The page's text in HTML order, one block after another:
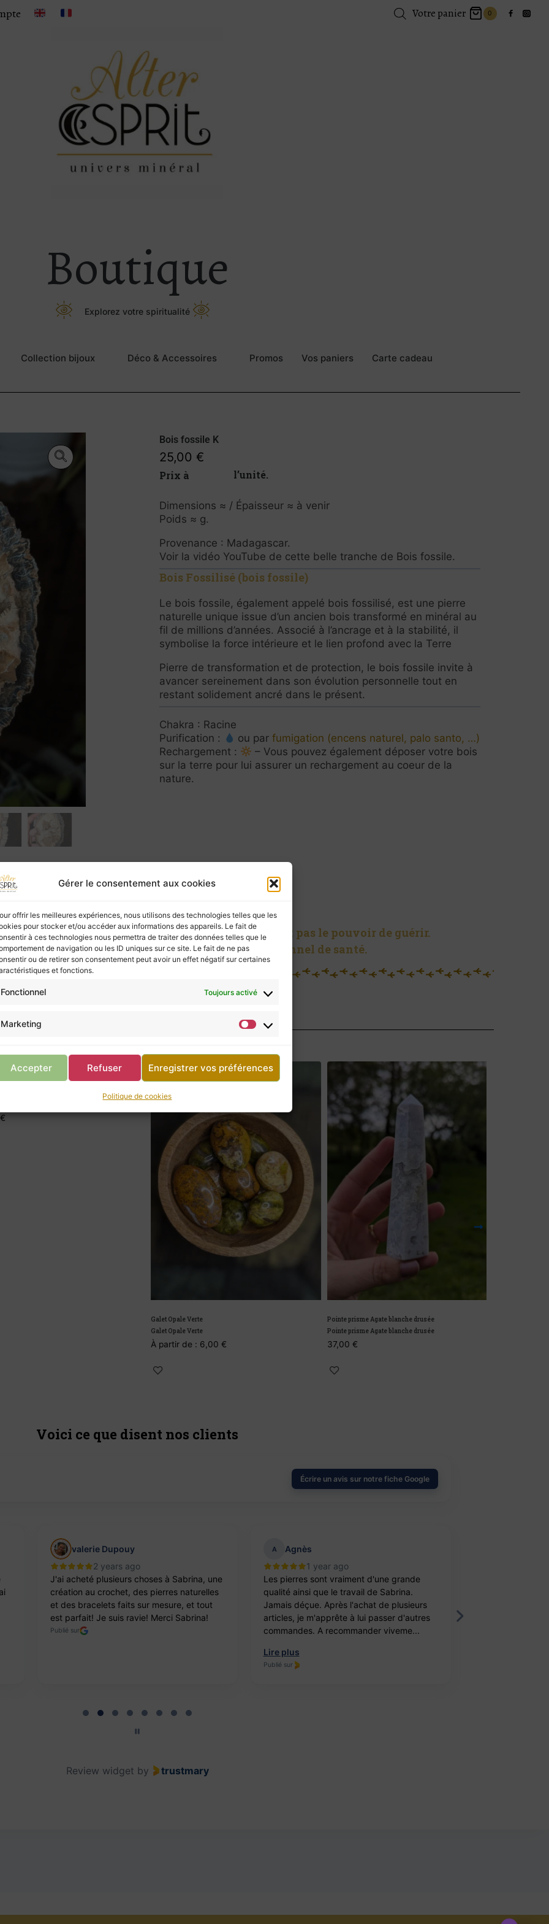
Gérer le consentement aux cookies
offrir les meilleures expériences, nous utilisons des technologies telles que les
pour stocker et/ou accéder aux informations des appareils. Le fait de
à ces technologies nous permettra de traiter des données telles que le
de navigation ou les ID uniques sur ce site. Le fait de ne pas
ou de retirer son consentement peut avoir un effet négatif sur certaines
et fonctions.
Fonctionnel Toujours activé
Marketing
Accepter Refuser Enregistrer vos préférences
Politique de cookies
Votre panier 0
Boutique
Explorez votre spiritualité
Collection bijoux Déco & Accessoires Promos Vos paniers Carte cadeau
Bois fossile K
25,00 €
Prix à l’unité.
Dimensions ≈ / Épaisseur ≈ à venir
Poids ≈ g.
Provenance : Madagascar.
Voir la vidéo YouTube de cette belle tranche de Bois fossile.
Bois Fossilisé (bois fossile)
Le bois fossile, également appelé bois fossilisé, est une pierre
naturelle unique issue d’un ancien bois transformé en minéral au
fil de millions d’années. Associé à l’ancrage et à la stabilité, il
symbolise la force intérieure et le lien profond avec la Terre
Pierre de transformation et de protection, le bois fossile invite à
avancer sereinement dans son évolution personnelle tout en
restant solidement ancré dans le présent.
Chakra : Racine
Purification :
ou parfumigation (encens naturel, palo santo, …)
Rechargement :
– Vous pouvez également déposer votre bois
sur la terre pour lui assurer un rechargement au coeur de la
nature.
à ceux qui les écoutent, mais elles ne possèdent pas le pouvoir de guérir.
ne négligez pas la consultation d’un professionnel de santé.
B
B
Galet Opale Verte
Galet Opale Verte
À partir de :6,00€
Pointe prisme Agate blanche drusée
Pointe prisme Agate blanche drusée
37,00€
Voici ce que disent nos clients
Écrire un avis sur notre fiche Google
valerie Dupouy
2 years ago
J'ai acheté plusieurs choses à Sabrina, une
création au crochet, des pierres naturelles
et des bracelets faits sur mesure, et tout
est parfait! Je suis ravie! Merci Sabrina!
Publié sur
A
Agnès
1 year ago
Les pierres sont vraiment d'une grande
qualité ainsi que le travail de Sabrina.
Jamais déçue. Après l'achat de plusieurs
articles, je m'apprête à lui passer d'autres
commandes. A recommander viveme...
Lire plus
Publié sur
Review widget by trustmary